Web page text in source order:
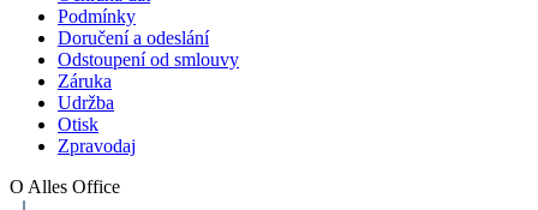
Podmínky
Doručení a odeslání
Odstoupení od smlouvy
Záruka
Udržba
Otisk
Zpravodaj
O Alles Office